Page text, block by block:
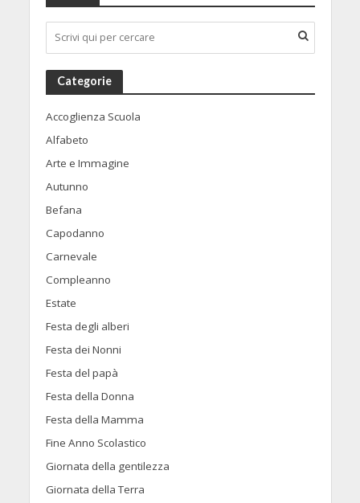
Categorie
Accoglienza Scuola
Alfabeto
Arte e Immagine
Autunno
Befana
Capodanno
Carnevale
Compleanno
Estate
Festa degli alberi
Festa dei Nonni
Festa del papà
Festa della Donna
Festa della Mamma
Fine Anno Scolastico
Giornata della gentilezza
Giornata della Terra